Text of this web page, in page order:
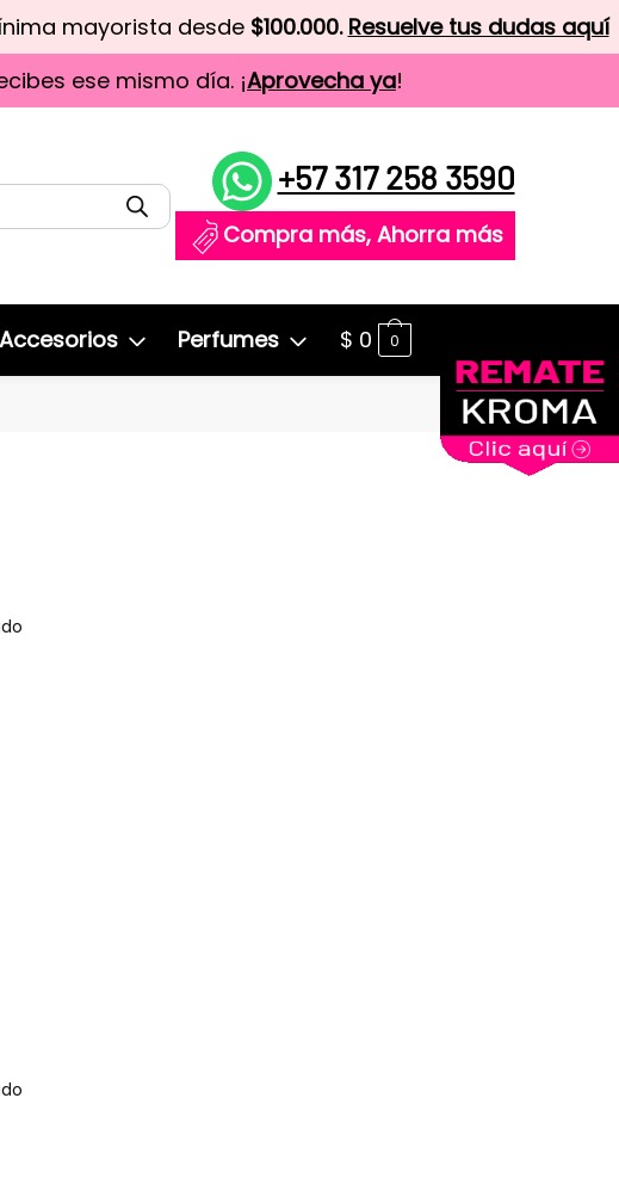
mayorista desde $100.000. Resuelve tus dudas aquí
ese mismo día. ¡Aprovecha ya!
+57 317 258 3590
Compra más, Ahorra más
Accesorios Perfumes $ 0 0